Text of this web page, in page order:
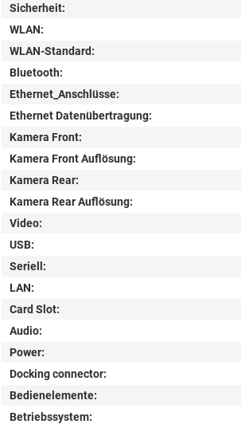
Sicherheit:
WLAN:
WLAN-Standard:
Bluetooth:
Ethernet_Anschlüsse:
Ethernet Datenübertragung:
Kamera Front:
Kamera Front Auflösung:
Kamera Rear:
Kamera Rear Auflösung:
Video:
USB:
Seriell:
LAN:
Card Slot:
Audio:
Power:
Docking connector:
Bedienelemente:
Betriebssystem: